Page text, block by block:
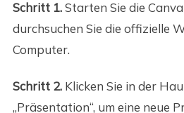
Schritt 1.Starten Sie die
durchsuchen Sie die offizielle
Computer.
Schritt 2.Klicken Sie in der
„Präsentation“, um eine neue